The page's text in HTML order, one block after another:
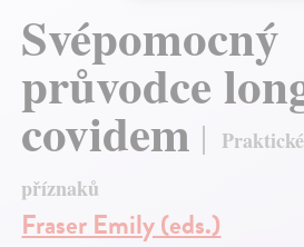
Svépomocný
průvodce
covidem
příznaků
Fraser Emily (eds.)